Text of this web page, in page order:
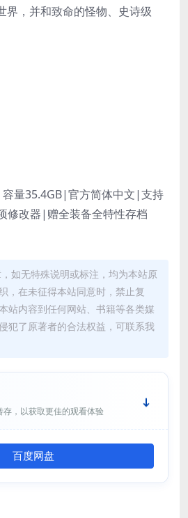
界，并和致命的怪物、史诗级
量35.4GB|官方简体中文|支持
修改器|赠全装备全特性存档
如无特殊说明或标注，均为本站原
，在未征得本站同意时，禁止复
站内容到任何网站、书籍等各类媒
犯了原著者的合法权益，可联系我
存，以获取更佳的观看体验
百度网盘